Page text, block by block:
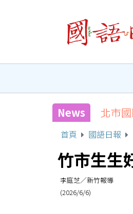
News 北市
首頁 國語日報
竹市生生
李庭芝／新竹報導
(2026/6/6)